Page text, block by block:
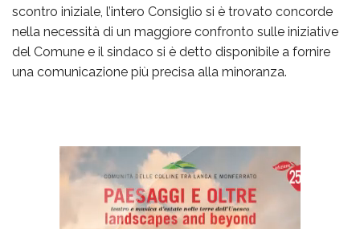
scontro iniziale, l’intero Consiglio si è trovato concorde
nella necessità di un maggiore confronto sulle iniziative
del Comune e il sindaco si è detto disponibile a fornire
una comunicazione più precisa alla minoranza.